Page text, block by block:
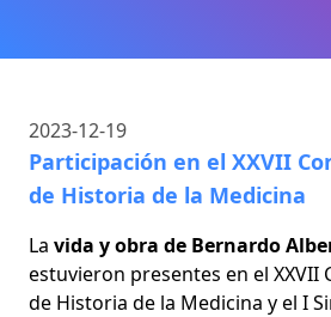
2023-12-19
Participación en el XXVII
de Historia de la Medicina
La vida y obra de Bernardo
estuvieron presentes en el XXVII
de Historia de la Medicina y el I